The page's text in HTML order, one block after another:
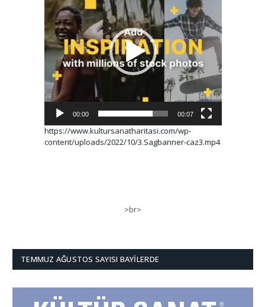
00:00 00:07
https://www.kultursanatharitasi.com/wp-
content/uploads/2022/10/3.Sagbanner-caz3.mp4
>br>
TEMMUZ AĞUSTOS SAYISI BAYILERDE